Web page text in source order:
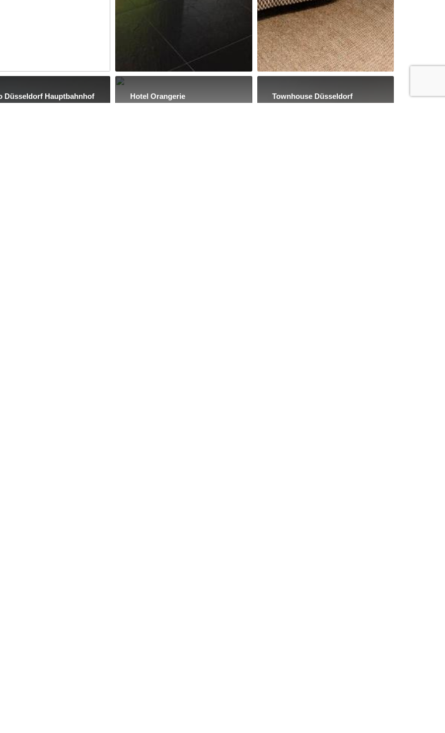
Düsseldorf Hauptbahnhof Hotel Orangerie Townhouse Düsseldorf